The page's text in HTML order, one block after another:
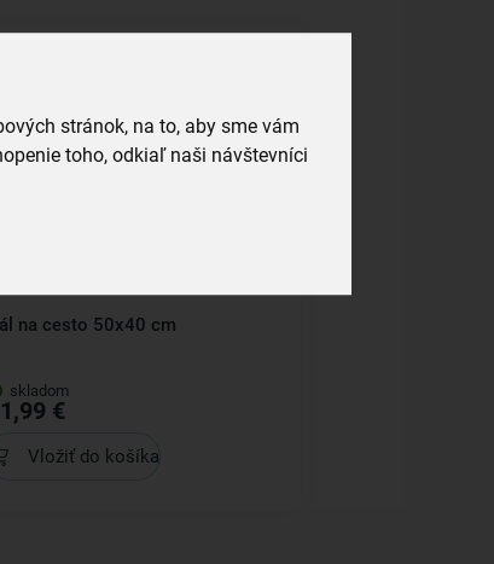
stránok, na to, aby sme vám
toho, odkiaľ naši návštevníci
na cesto 50x40 cm
skladom
€
Vložiť do košíka